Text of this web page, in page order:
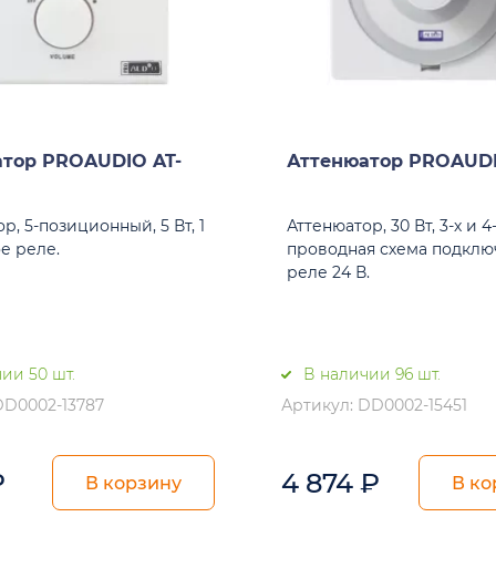
PROAUDIO AT-
5-позиционный, 5 Вт, 1
реле.
50 шт.
13787
В корзину
Аттенюатор
Аттенюатор, 30 Вт, 3-х и
проводная схема
реле 24 В.
В наличии 96 шт.
Артикул: DD0002-15451
4 874 ₽ В